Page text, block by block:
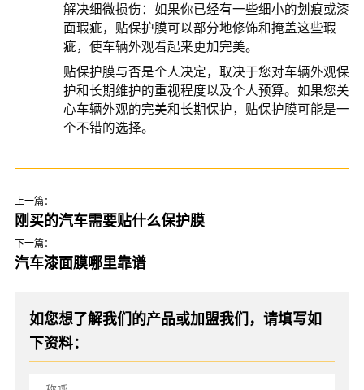
解决细微损伤：如果你已经有一些细小的划痕或漆
面瑕疵，贴保护膜可以部分地修饰和掩盖这些瑕
疵，使车辆外观看起来更加完美。
贴保护膜与否是个人决定，取决于您对车辆外观保
护和长期维护的重视程度以及个人预算。如果您关
心车辆外观的完美和长期保护，贴保护膜可能是一
个不错的选择。
上一篇：
刚买的汽车需要贴什么保护膜
下一篇：
汽车漆面膜哪里靠谱
如您想了解我们的产品或加盟我们，请填写如
下资料：